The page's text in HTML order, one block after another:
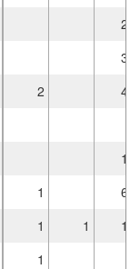
22
32
2
49
13
1
61
1 1
18
1